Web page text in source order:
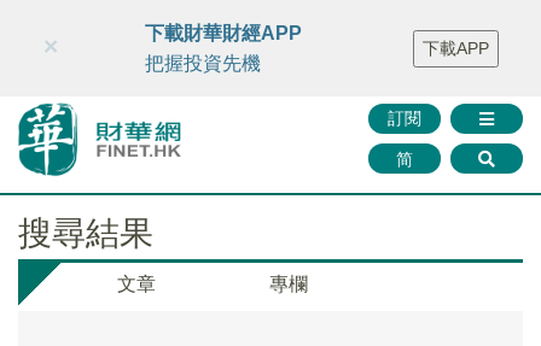
財華智庫網 FINTV FINMETA 財華證券 媒體矩陣
智庫沙龍
聯絡我們
訂閱
简
×
下載財華財經APP
把握投資先機
下載APP
搜尋結果
文章 專欄